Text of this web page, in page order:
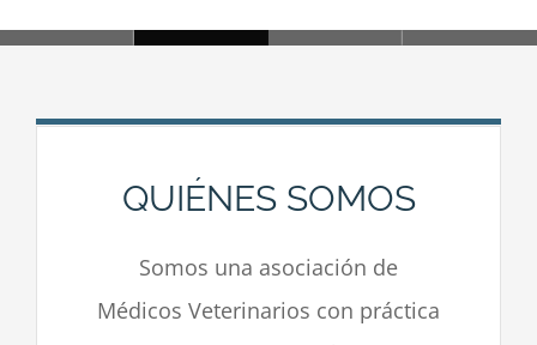
QUIÉNES SOMOS
Somos una asociación de
Médicos Veterinarios con práctica